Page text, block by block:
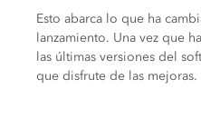
Esto abarca lo que ha
lanzamiento. Una vez que
las últimas versiones del
que disfrute de las mejoras.